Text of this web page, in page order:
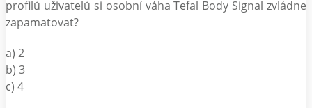
profilů uživatelů si osobní váha Tefal Body Signal zvládne
zapamatovat?
a) 2
b) 3
c) 4